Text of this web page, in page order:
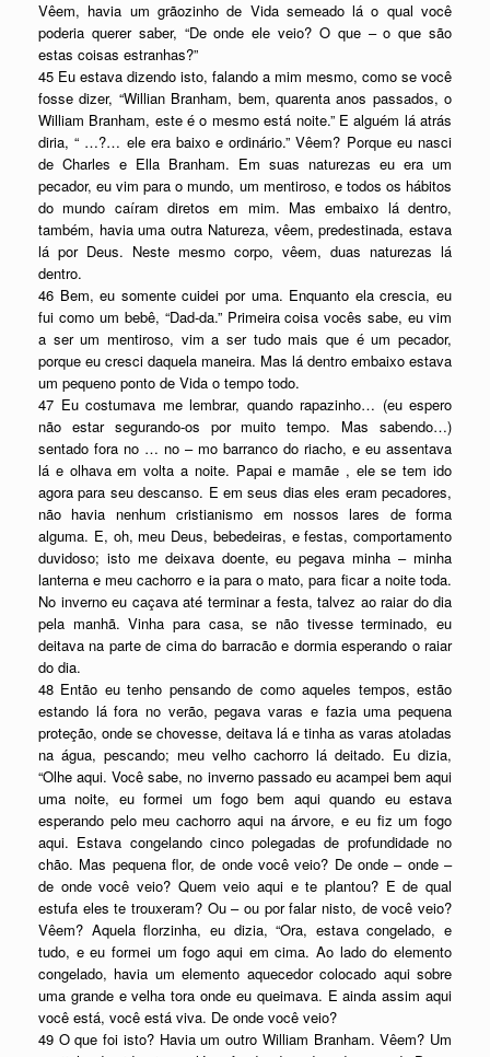
Vêem, havia um grãozinho de Vida semeado lá o qual você
poderia querer saber, “De onde ele veio? O que – o que são
estas coisas estranhas?”
45 Eu estava dizendo isto, falando a mim mesmo, como se você
fosse dizer, “Willian Branham, bem, quarenta anos passados, o
William Branham, este é o mesmo está noite.” E alguém lá atrás
diria, “ …?… ele era baixo e ordinário.” Vêem? Porque eu nasci
de Charles e Ella Branham. Em suas naturezas eu era um
pecador, eu vim para o mundo, um mentiroso, e todos os hábitos
do mundo caíram diretos em mim. Mas embaixo lá dentro,
também, havia uma outra Natureza, vêem, predestinada, estava
lá por Deus. Neste mesmo corpo, vêem, duas naturezas lá
dentro.
46 Bem, eu somente cuidei por uma. Enquanto ela crescia, eu
fui como um bebê, “Dad-da.” Primeira coisa vocês sabe, eu vim
a ser um mentiroso, vim a ser tudo mais que é um pecador,
porque eu cresci daquela maneira. Mas lá dentro embaixo estava
um pequeno ponto de Vida o tempo todo.
47 Eu costumava me lembrar, quando rapazinho… (eu espero
não estar segurando-os por muito tempo. Mas sabendo…)
sentado fora no … no – mo barranco do riacho, e eu assentava
lá e olhava em volta a noite. Papai e mamãe , ele se tem ido
agora para seu descanso. E em seus dias eles eram pecadores,
não havia nenhum cristianismo em nossos lares de forma
alguma. E, oh, meu Deus, bebedeiras, e festas, comportamento
duvidoso; isto me deixava doente, eu pegava minha – minha
lanterna e meu cachorro e ia para o mato, para ficar a noite toda.
No inverno eu caçava até terminar a festa, talvez ao raiar do dia
pela manhã. Vinha para casa, se não tivesse terminado, eu
deitava na parte de cima do barracão e dormia esperando o raiar
do dia.
48 Então eu tenho pensando de como aqueles tempos, estão
estando lá fora no verão, pegava varas e fazia uma pequena
proteção, onde se chovesse, deitava lá e tinha as varas atoladas
na água, pescando; meu velho cachorro lá deitado. Eu dizia,
“Olhe aqui. Você sabe, no inverno passado eu acampei bem aqui
uma noite, eu formei um fogo bem aqui quando eu estava
esperando pelo meu cachorro aqui na árvore, e eu fiz um fogo
aqui. Estava congelando cinco polegadas de profundidade no
chão. Mas pequena flor, de onde você veio? De onde – onde –
de onde você veio? Quem veio aqui e te plantou? E de qual
estufa eles te trouxeram? Ou – ou por falar nisto, de você veio?
Vêem? Aquela florzinha, eu dizia, “Ora, estava congelado, e
tudo, e eu formei um fogo aqui em cima. Ao lado do elemento
congelado, havia um elemento aquecedor colocado aqui sobre
uma grande e velha tora onde eu queimava. E ainda assim aqui
você está, você está viva. De onde você veio?
49 O que foi isto? Havia um outro William Branham. Vêem? Um